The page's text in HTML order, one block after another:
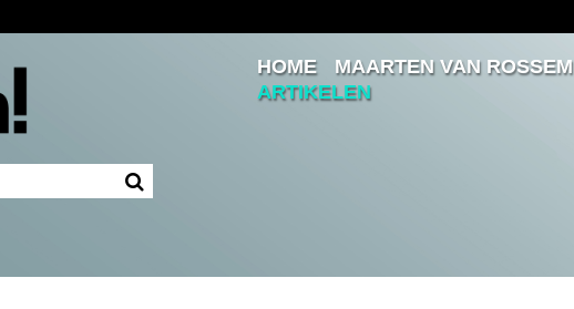
Inloggen
Ingelogd blijven
HOME MAARTEN VAN ROSSEM
ARTIKELEN